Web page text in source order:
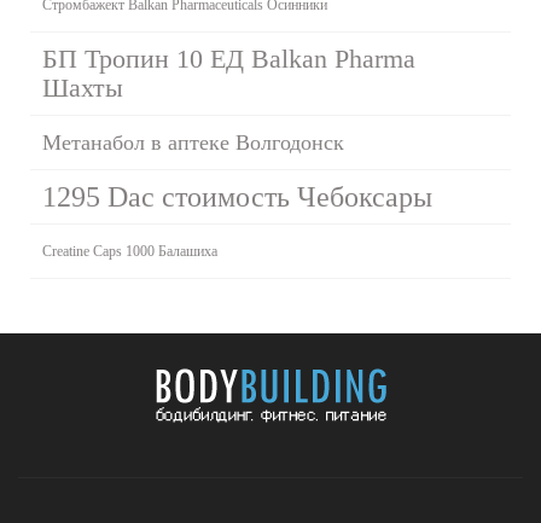
Стромбажект Balkan Pharmaceuticals Осинники
БП Тропин 10 ЕД Balkan Pharma
Шахты
Метанабол в аптеке Волгодонск
1295 Dac стоимость Чебоксары
Creatine Caps 1000 Балашиха